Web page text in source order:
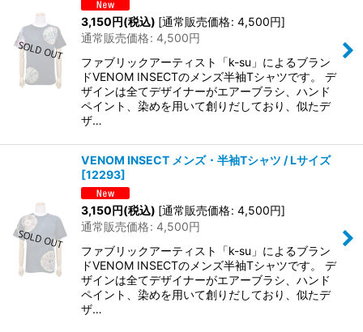
3,150円(税込) [通常販売価格: 4,500円]
通常販売価格: 4,500円
ファブリックアーティスト「k-su」によるブラン
ドVENOM INSECTのメンズ半袖Tシャツです。 デ
ザインは全てデザイナーがエアーブラシ、ハンド
ペイント、染めを用いて創りだしており、似たデ
ザ…
VENOM INSECT メンズ・半袖Tシャツ / Lサイズ
[12293]
3,150円(税込) [通常販売価格: 4,500円]
通常販売価格: 4,500円
ファブリックアーティスト「k-su」によるブラン
ドVENOM INSECTのメンズ半袖Tシャツです。 デ
ザインは全てデザイナーがエアーブラシ、ハンド
ペイント、染めを用いて創りだしており、似たデ
ザ…